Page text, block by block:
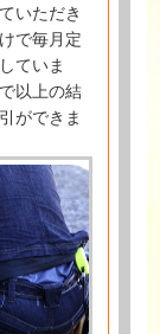
いただき
で毎月定
ていま
以上の結
ができま